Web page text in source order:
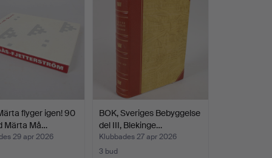
flyger igen! 90
Märta Må…
29 apr 2026
BOK, Sveriges Bebyggelse
del III, Blekinge…
Klubbades 27 apr 2026
3 bud